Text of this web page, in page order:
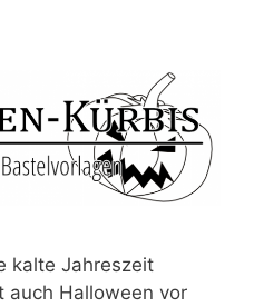
kal­te Jah­res­zeit
Hal­lo­ween vor